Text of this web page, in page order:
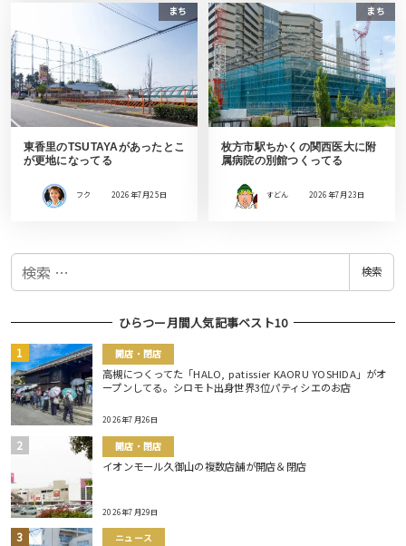
まち
東香里のTSUTAYAがあったとこ
が更地になってる
フク 2026年7月25日
まち
枚方市駅ちかくの関西医大に附
属病院の別館つくってる
すどん 2026年7月23日
検
検索
ひらつー月間人気記事ベスト10
開店・閉店
高槻につくってた「HALO, patissier KAORU YOSHIDA」がオ
ープンしてる。シロモト出身世界3位パティシエのお店
2026年7月26日
開店・閉店
イオンモール久御山の複数店舗が開店＆閉店
2026年7月29日
ニュース